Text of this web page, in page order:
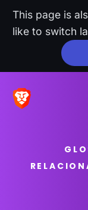
This page is
like to switch